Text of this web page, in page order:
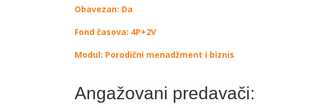
Obavezan: Da
Fond časova: 4P+2V
Modul: Porodični menadžment i biznis
Angažovani predavači: